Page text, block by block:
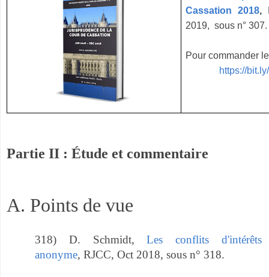
Cassation 2018,
2019, sous n°
Pour commander
https://
Partie II : Étude et commentaire
A. Points de vue
318) D. Schmidt,Les conflits
anonyme, RJCC, Oct 2018, sous n° 318.